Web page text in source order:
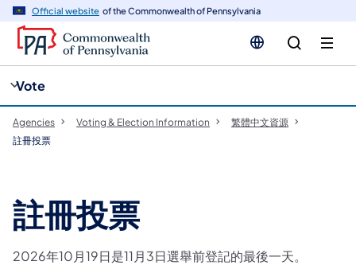
Official website of the Commonwealth of Pennsylvania
Vote
Agencies Voting & Election Information
​繁體中文資源
註冊投票
註冊投票
2026年10月19日是11月3日選舉前登記的最後一天。